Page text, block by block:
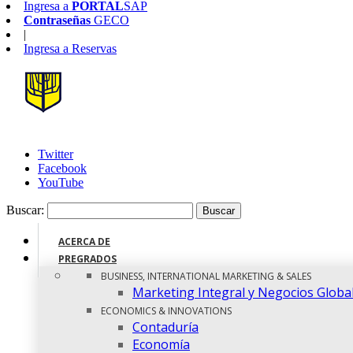
Ingresa a PORTALSAP
Contraseñas GECO
|
Ingresa a Reservas
Twitter
Facebook
YouTube
Buscar:
ACERCA DE
PREGRADOS
BUSINESS, INTERNATIONAL MARKETING & SALES
Marketing Integral y Negocios
ECONOMICS & INNOVATIONS
Contaduría
Economía